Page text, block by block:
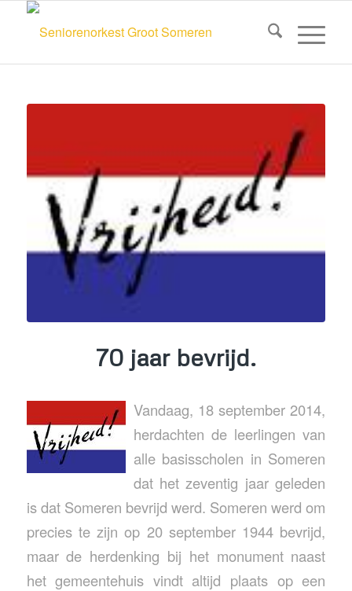
70 jaar bevrijd.
Vandaag, 18 september 2014,
herdachten de leerlingen van
alle basisscholen in Someren
dat het zeventig jaar geleden
is dat Someren bevrijd werd. Someren werd om
precies te zijn op 20 september 1944 bevrijd,
maar de herdenking bij het monument naast
het gemeentehuis vindt altijd plaats op een